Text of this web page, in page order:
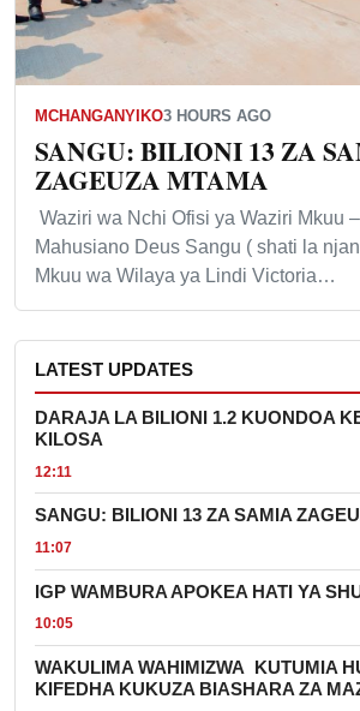
MCHANGANYIKO3 HOURS AGO
SANGU: BILIONI 13 ZA
ZAGEUZA MTAMA
Waziri wa Nchi Ofisi ya Waziri Mkuu
Mahusiano Deus Sangu ( shati la
Mkuu wa Wilaya ya Lindi Victoria…
LATEST UPDATES
DARAJA LA BILIONI 1.2 KUONDOA
KILOSA
12:11
SANGU: BILIONI 13 ZA SAMIA
11:07
IGP WAMBURA APOKEA HATI YA
10:05
WAKULIMA WAHIMIZWA KUTUMIA
KIFEDHA KUKUZA BIASHARA ZA